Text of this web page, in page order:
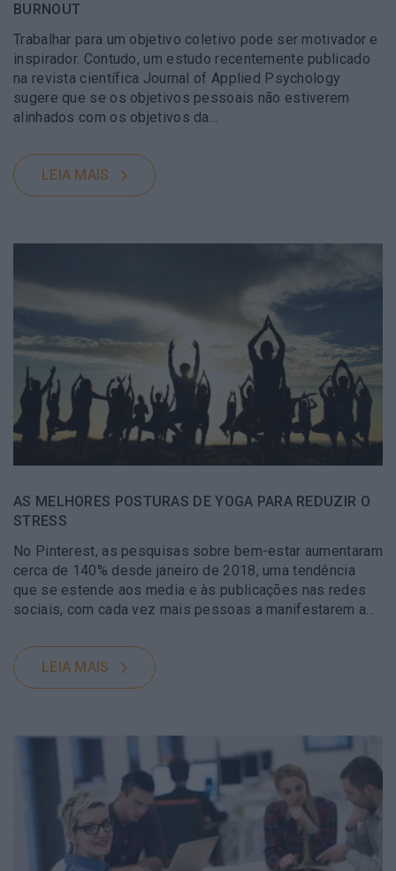
BURNOUT
Trabalhar para um objetivo coletivo pode ser motivador e
inspirador. Contudo, um estudo recentemente publicado
na revista científica Journal of Applied Psychology
sugere que se os objetivos pessoais não estiverem
alinhados com os objetivos da…
LEIA MAIS
AS MELHORES POSTURAS DE YOGA PARA REDUZIR O
STRESS
No Pinterest, as pesquisas sobre bem-estar aumentaram
cerca de 140% desde janeiro de 2018, uma tendência
que se estende aos media e às publicações nas redes
sociais, com cada vez mais pessoas a manifestarem a…
LEIA MAIS